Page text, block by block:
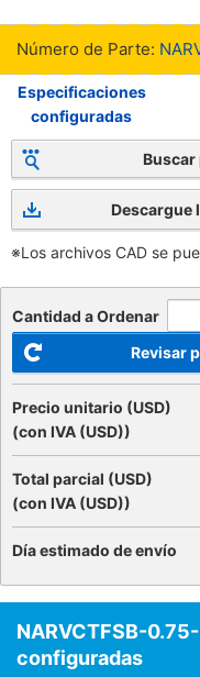
Número de Parte:
Especificaciones
configuradas
Descargue
※Los archivos CAD se
Cantidad a Ordenar
Revisar
Precio unitario (USD)
(con IVA (USD))
Total parcial (USD)
(con IVA (USD))
Día estimado de envío
NARVCTFSB-
configuradas